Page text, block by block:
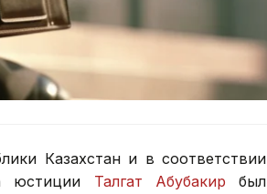
Казахстан и в соответствии
юстиции Талгат Абубакир был